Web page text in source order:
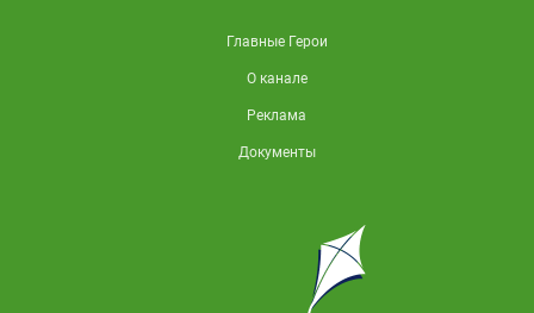
Главные Герои
О канале
Реклама
Документы